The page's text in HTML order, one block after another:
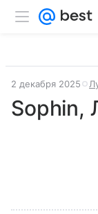
2 декабря 2025
Sophin,